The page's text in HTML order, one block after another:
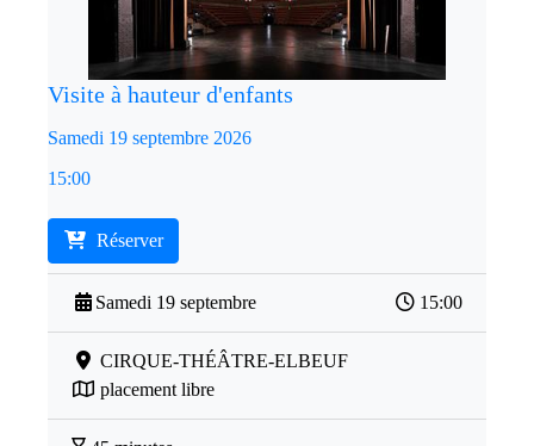
Visite à hauteur d'enfants
Samedi 19 septembre 2026
15:00
Réserver
Samedi 19 septembre 15:00
CIRQUE-THÉÂTRE-ELBEUF
placement libre